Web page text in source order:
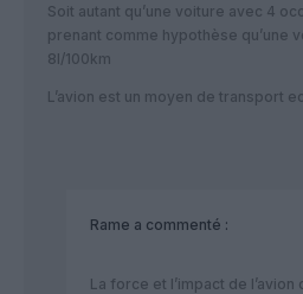
Soit autant qu’une voiture avec 4
prenant comme hypothèse qu’une
8l/100km
L’avion est un moyen de transport
Rame a commenté :
La force et l’impact de l’avion